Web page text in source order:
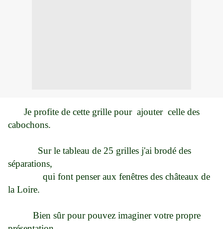
Je profite de cette grille pour ajouter celle des
cabochons.
Sur le tableau de 25 grilles j'ai brodé des
séparations,
qui font penser aux fenêtres des châteaux de
la Loire.
Bien sûr pour pouvez imaginer votre propre